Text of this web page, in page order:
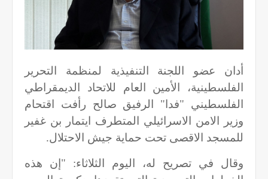
أدان عضو اللجنة التنفيذية لمنظمة التحرير
الفلسطينية، الأمين العام للاتحاد الديمقراطي
الفلسطيني "فدا" الرفيق صالح رأفت اقتحام
وزير الامن الاسرائيلي المتطرف ايتمار بن غفير
للمسجد الاقصى تحت حماية جيش الاحتلال.
وقال في تصريح له، اليوم الثلاثاء: "إن هذه